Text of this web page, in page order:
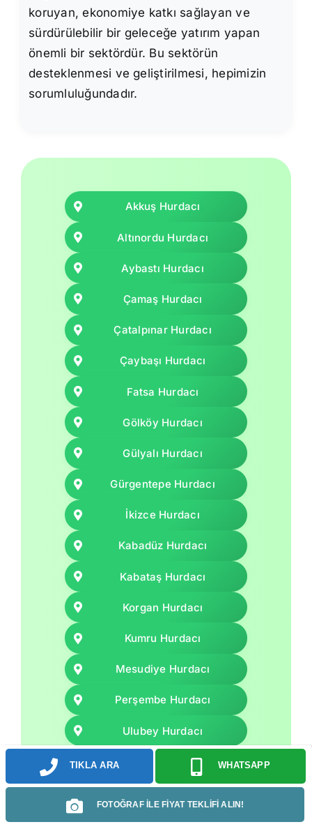
koruyan, ekonomiye katkı sağlayan ve
sürdürülebilir bir geleceğe yatırım yapan
önemli bir sektördür. Bu sektörün
desteklenmesi ve geliştirilmesi, hepimizin
sorumluluğundadır.
Akkuş Hurdacı
Altınordu Hurdacı
Aybastı Hurdacı
Çamaş Hurdacı
Çatalpınar Hurdacı
Çaybaşı Hurdacı
Fatsa Hurdacı
Gölköy Hurdacı
Gülyalı Hurdacı
Gürgentepe Hurdacı
İkizce Hurdacı
Kabadüz Hurdacı
Kabataş Hurdacı
Korgan Hurdacı
Kumru Hurdacı
Mesudiye Hurdacı
Perşembe Hurdacı
Ulubey Hurdacı
Ünye Hurdacı
TIKLA ARA WHATSAPP
FOTOĞRAF İLE FİYAT TEKLİFİ ALIN!